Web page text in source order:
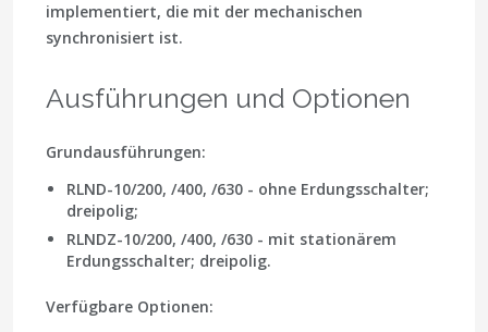
implementiert, die mit der mechanischen
synchronisiert ist.
Ausführungen und Optionen
Grundausführungen:
RLND-10/200, /400, /630- ohne Erdungsschalter;
dreipolig;
RLNDZ-10/200, /400, /630- mit stationärem
Erdungsschalter; dreipolig.
Verfügbare Optionen: